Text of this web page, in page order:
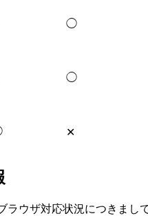
◯
◯
✕
ラウザ対応状況につきまし